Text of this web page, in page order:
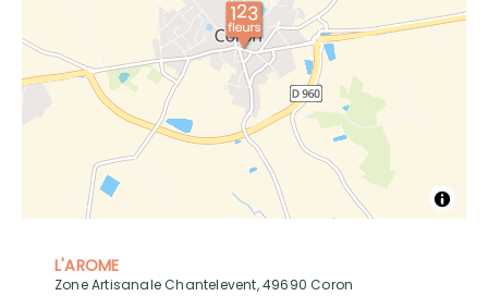
L'AROME
Zone Artisanale Chantelevent, 49690 Coron